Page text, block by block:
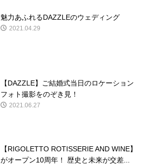
魅力あふれるDAZZLEのウェディング
2021.04.29
【DAZZLE】ご結婚式当日のロケーション
フォト撮影をのぞき見！
2021.06.27
【RIGOLETTO ROTISSERIE AND WINE】
がオープン10周年！ 歴史と未来が交差...